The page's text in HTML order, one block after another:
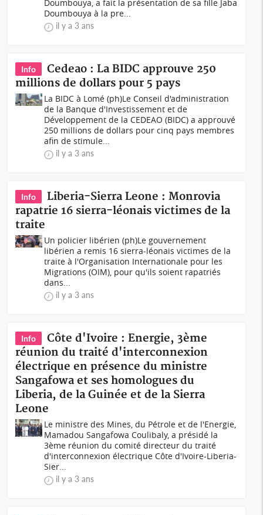
Doumbouya, a fait la présentation de sa fille Jaba
Doumbouya à la pre...
il y a 3 ans
Info
Cedeao : La BIDC approuve 250
millions de dollars pour 5 pays
La BIDC à Lomé (ph)Le Conseil d'administration
de la Banque d'Investissement et de
Développement de la CEDEAO (BIDC) a approuvé
250 millions de dollars pour cinq pays membres
afin de stimule...
il y a 3 ans
Info
Liberia-Sierra Leone : Monrovia
rapatrie 16 sierra-léonais victimes de la
traite
Un policier libérien (ph)Le gouvernement
libérien a remis 16 sierra-léonais victimes de la
traite à l'Organisation Internationale pour les
Migrations (OIM), pour qu'ils soient rapatriés
dans...
il y a 3 ans
Info
Côte d'Ivoire : Energie, 3ème
réunion du traité d'interconnexion
électrique en présence du ministre
Sangafowa et ses homologues du
Liberia, de la Guinée et de la Sierra
Leone
Le ministre des Mines, du Pétrole et de l'Energie,
Mamadou Sangafowa Coulibaly, a présidé la
3ème réunion du comité directeur du traité
d'interconnexion électrique Côte d'Ivoire-Liberia-
Sier...
il y a 3 ans